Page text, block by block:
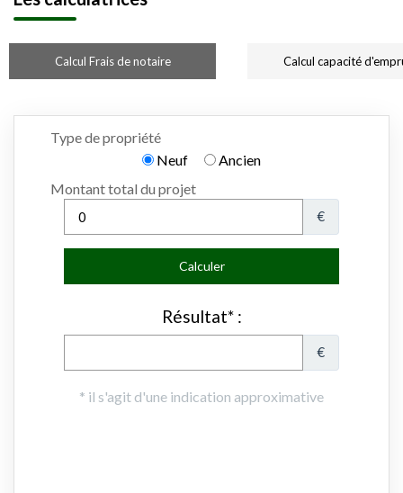
Calcul Frais de notaire Calcul capacité